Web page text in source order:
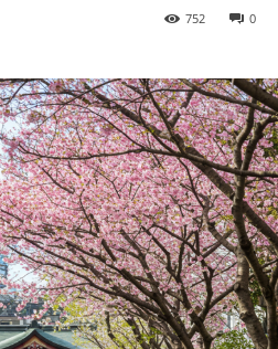
0
752